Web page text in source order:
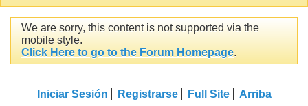
We are sorry, this content is not supported via the
mobile style.
Click Here to go to the Forum Homepage.
Iniciar Sesión Registrarse Full Site Arriba